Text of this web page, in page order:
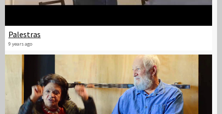
Palestras
9 years ago